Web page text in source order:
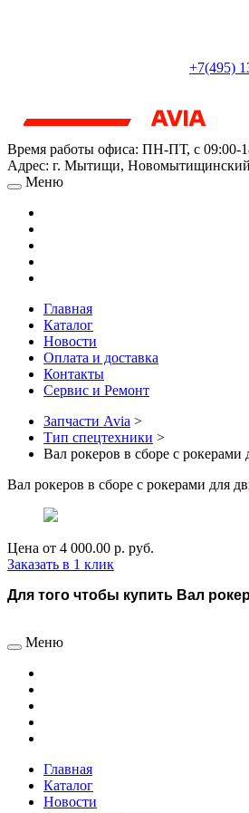
+7(495)
Время работы офиса: ПН-ПТ, с 09:00-
Адрес: г. Мытищи, Новомытищинский
Меню
Главная
Каталог
Новости
Оплата и доставка
Контакты
Сервис и Ремонт
Запчасти Avia >
Тип спецтехники >
Вал рокеров в сборе с рокерами
Вал рокеров в сборе с рокерами для
Цена от 4 000.00 р. руб.
Заказать в 1 клик
Для того чтобы купить Вал
Меню
Главная
Каталог
Новости